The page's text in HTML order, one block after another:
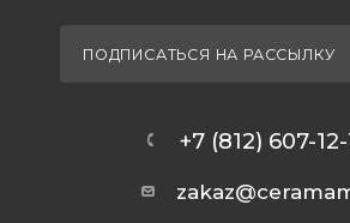
ПОДПИСАТЬСЯ НА РАССЫЛКУ
+7 (812) 607-